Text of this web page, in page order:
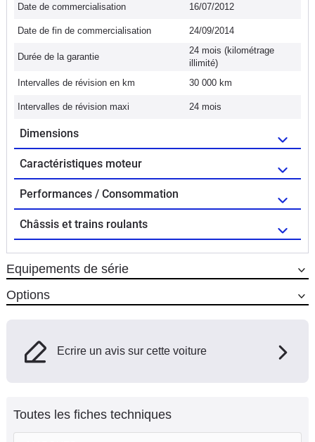
Date de commercialisation 16/07/2012
Date de fin de commercialisation 24/09/2014
Durée de la garantie
24 mois (kilométrage
illimité)
Intervalles de révision en km
30 000 km
Intervalles de révision maxi 24 mois
Dimensions
Caractéristiques moteur
Performances / Consommation
Châssis et trains roulants
Equipements de série
Options
Ecrire un avis sur cette voiture
Toutes les fiches techniques